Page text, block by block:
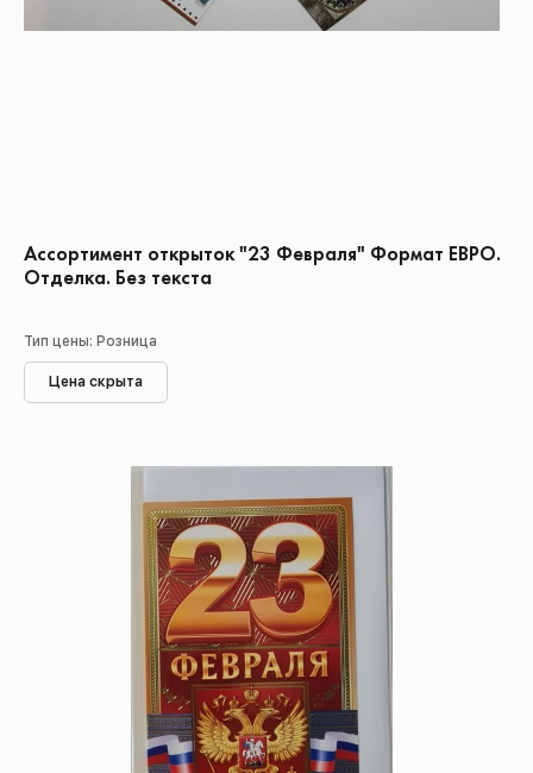
Ассортимент открыток "23 Февраля" Формат ЕВРО.
Отделка. Без текста
Тип цены: Розница
Цена скрыта